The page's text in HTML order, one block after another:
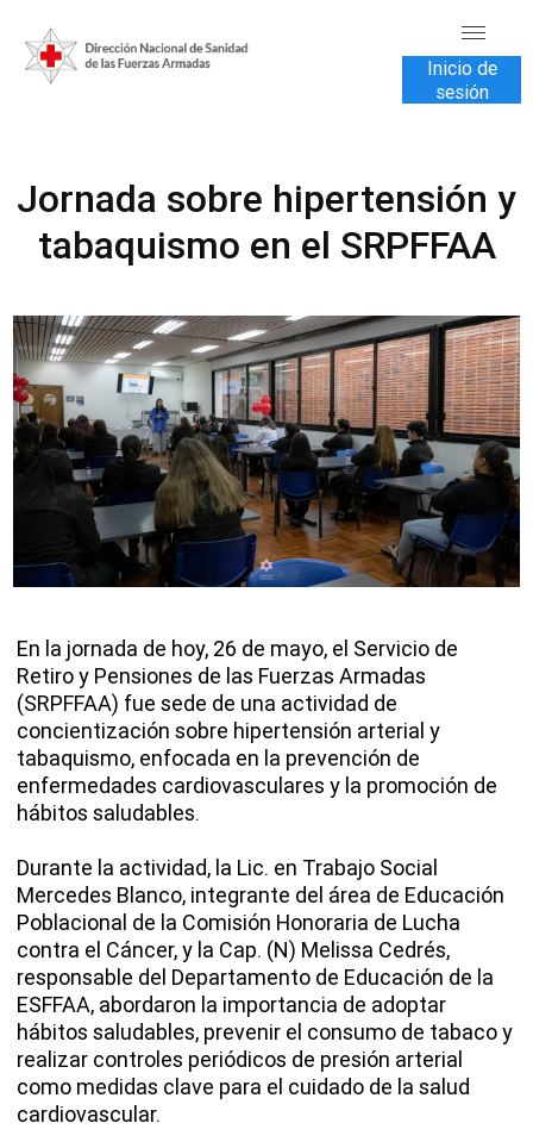
TRANSPARENCIA
VENTA DE SERVICIOS
CONTÁCTENOS
Inicio de
sesión
Jornada sobre hipertensión y
tabaquismo en el SRPFFAA
En la jornada de hoy, 26 de mayo, el Servicio de
Retiro y Pensiones de las Fuerzas Armadas
(SRPFFAA) fue sede de una actividad de
concientización sobre hipertensión arterial y
tabaquismo, enfocada en la prevención de
enfermedades cardiovasculares y la promoción de
hábitos saludables.
Durante la actividad, la Lic. en Trabajo Social
Mercedes Blanco, integrante del área de Educación
Poblacional de la Comisión Honoraria de Lucha
contra el Cáncer, y la Cap. (N) Melissa Cedrés,
responsable del Departamento de Educación de la
ESFFAA, abordaron la importancia de adoptar
hábitos saludables, prevenir el consumo de tabaco y
realizar controles periódicos de presión arterial
como medidas clave para el cuidado de la salud
cardiovascular.